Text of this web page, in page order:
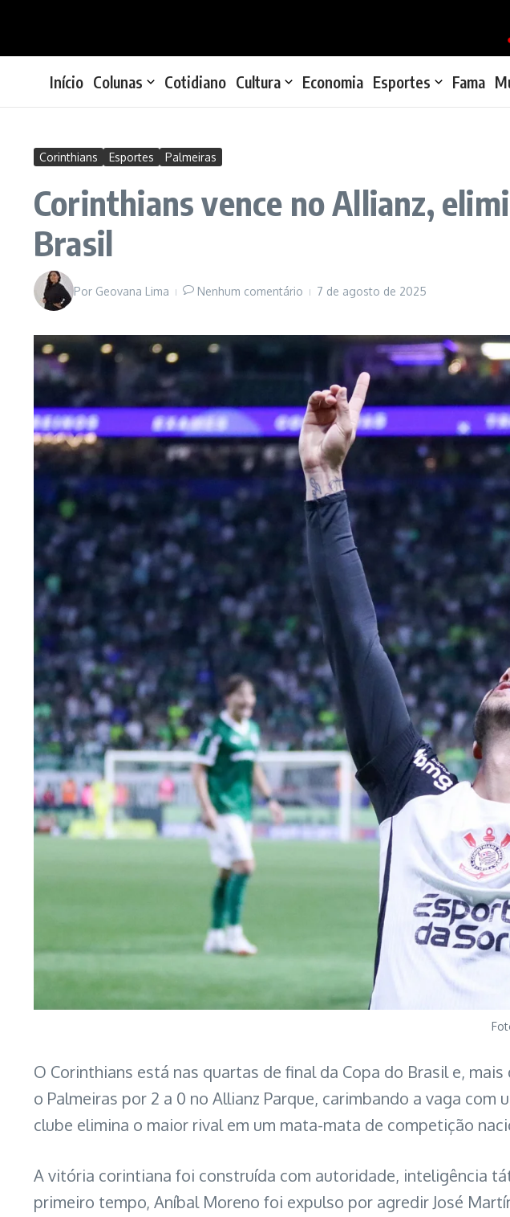
Início Colunas Cotidiano Cultura Economia Esportes Fama
Corinthians Esportes Palmeiras
Corinthians vence no Allianz,
Brasil
Por Geovana Lima Nenhum comentário 7 de agosto de 2025
O Corinthians está nas quartas de final da Copa do Brasil e,
o Palmeiras por 2 a 0 no Allianz Parque, carimbando a vaga
clube elimina o maior rival em um mata-mata de competição
A vitória corintiana foi construída com autoridade, inteligência
primeiro tempo, Aníbal Moreno foi expulso por agredir José